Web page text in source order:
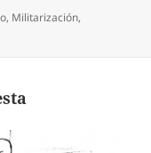
, Militarización,